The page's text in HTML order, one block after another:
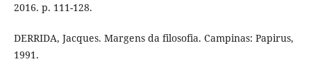
2016. p. 111-128.
DERRIDA, Jacques. Margens da filosofia. Campinas: Papirus,
1991.